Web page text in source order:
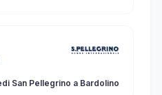
San Pellegrino a Bardolino